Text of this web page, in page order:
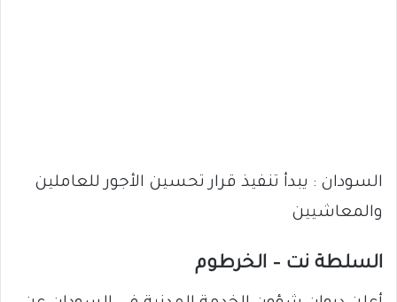
السودان : يبدأ تنفيذ قرار تحسين الأجور للعاملين
والمعاشيين
السلطة نت – الخرطوم